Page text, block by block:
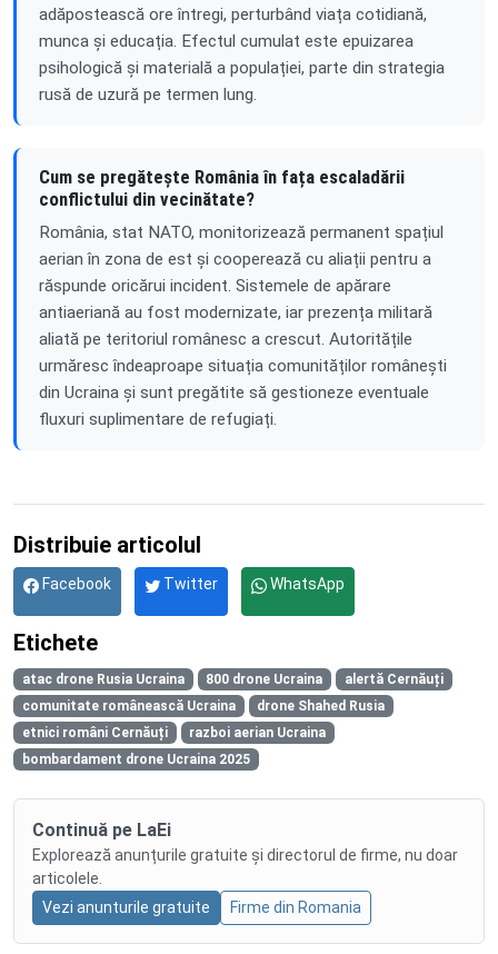
adăpostească ore întregi, perturbând viața cotidiană,
munca și educația. Efectul cumulat este epuizarea
psihologică și materială a populației, parte din strategia
rusă de uzură pe termen lung.
Cum se pregătește România în fața escaladării
conflictului din vecinătate?
România, stat NATO, monitorizează permanent spațiul
aerian în zona de est și cooperează cu aliații pentru a
răspunde oricărui incident. Sistemele de apărare
antiaeriană au fost modernizate, iar prezența militară
aliată pe teritoriul românesc a crescut. Autoritățile
urmăresc îndeaproape situația comunităților românești
din Ucraina și sunt pregătite să gestioneze eventuale
fluxuri suplimentare de refugiați.
Distribuie articolul
Facebook Twitter WhatsApp
Etichete
atac drone Rusia Ucraina 800 drone Ucraina
alertă Cernăuți
comunitate românească Ucraina
drone Shahed Rusia
etnici români Cernăuți
razboi aerian Ucraina
bombardament drone Ucraina 2025
Continuă pe LaEi
Explorează anunțurile gratuite și directorul de firme, nu doar
articolele.
Vezi anunturile gratuite
Firme din Romania